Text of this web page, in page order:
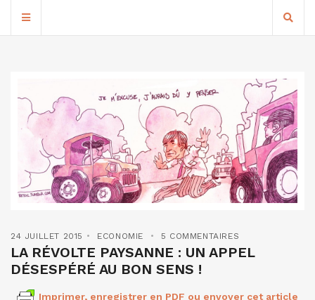
24 JUILLET 2015 ECONOMIE 5 COMMENTAIRES
LA RÉVOLTE PAYSANNE : UN APPEL
DÉSESPÉRÉ AU BON SENS !
Imprimer, enregistrer en PDF ou envoyer cet article